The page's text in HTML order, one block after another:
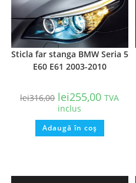
Sticla far stanga BMW Seria 5
E60 E61 2003-2010
lei316,00 lei255,00 TVA
inclus
Adaugă în coș